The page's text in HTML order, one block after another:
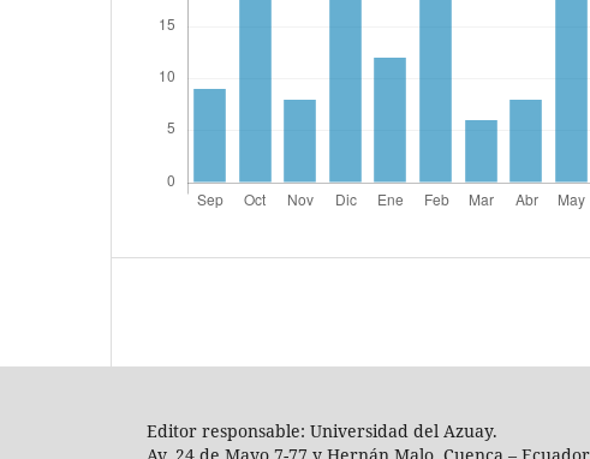
Editor responsable: Universidad del Azuay.